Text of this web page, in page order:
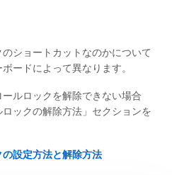
ショートカットなのかについて
ードによって異なります。
ールロックを解除できない場合
ックの解除方法」セクションを
設定方法と解除方法